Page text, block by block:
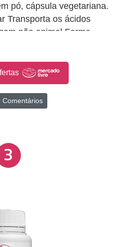
pó, cápsula vegetariana.
Transporta os ácidos
não animal Forma
País de origem:
Comentários
3